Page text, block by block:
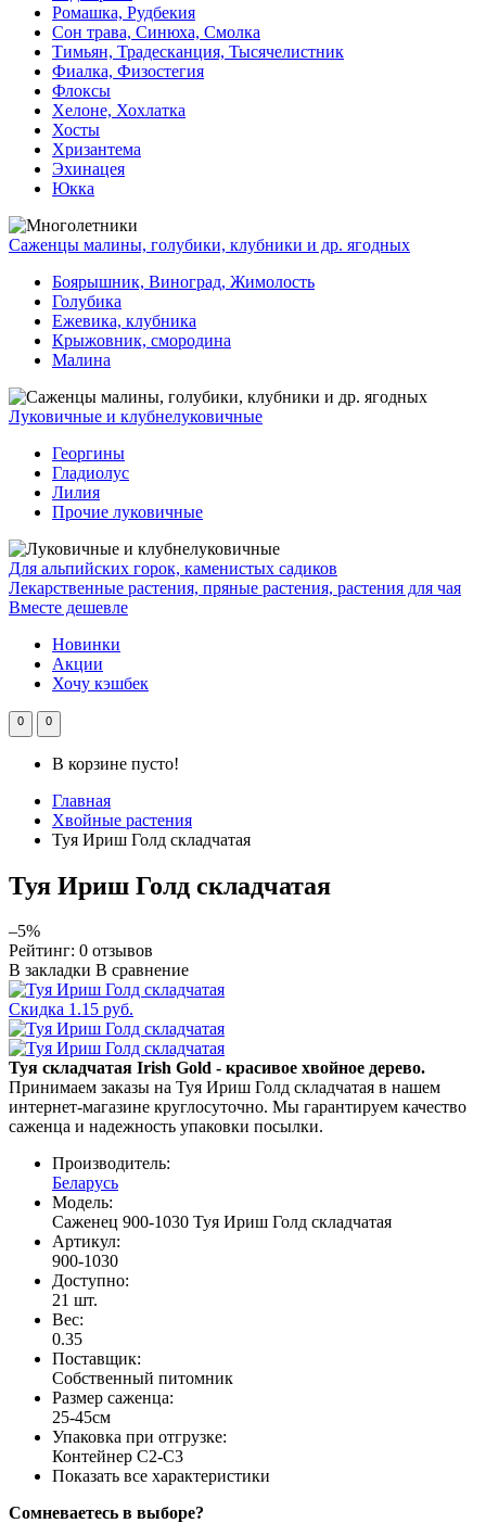
Ромашка, Рудбекия
Сон трава, Синюха, Смолка
Тимьян, Традесканция, Тысячелистник
Фиалка, Физостегия
Флоксы
Хелоне, Хохлатка
Хосты
Хризантема
Эхинацея
Юкка
Саженцы малины, голубики, клубники и др. ягодных
Боярышник, Виноград, Жимолость
Голубика
Ежевика, клубника
Крыжовник, смородина
Малина
Луковичные и клубнелуковичные
Георгины
Гладиолус
Лилия
Прочие луковичные
Для альпийских горок, каменистых садиков
Лекарственные растения, пряные растения, растения для чая
Вместе дешевле
Новинки
Акции
Хочу кэшбек
0 0
В корзине пусто!
Главная
Хвойные растения
Туя Ириш Голд складчатая
Туя Ириш Голд складчатая
–5%
Рейтинг: 0 отзывов
В закладки В сравнение
Скидка 1.15 руб.
Туя складчатая Irish Gold - красивое хвойное дерево.
Принимаем заказы на Туя Ириш Голд складчатая в нашем
интернет-магазине круглосуточно. Мы гарантируем качество
саженца и надежность упаковки посылки.
Производитель:
Беларусь
Модель:
Саженец 900-1030 Туя Ириш Голд складчатая
Артикул:
900-1030
Доступно:
21 шт.
Вес:
0.35
Поставщик:
Собственный питомник
Размер саженца:
25-45см
Упаковка при отгрузке:
Контейнер С2-С3
Показать все характеристики
Сомневаетесь в выборе?